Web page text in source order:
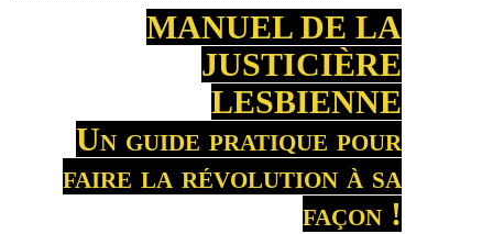
MANUEL DE LA
JUSTICIÈRE
LESBIENNE
Un guide pratique pour
faire la révolution à sa
façon !